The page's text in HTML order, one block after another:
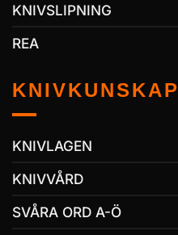
KNIVSLIPNING
REA
KNIVKUNSKAP
KNIVLAGEN
KNIVVÅRD
SVÅRA ORD A-Ö